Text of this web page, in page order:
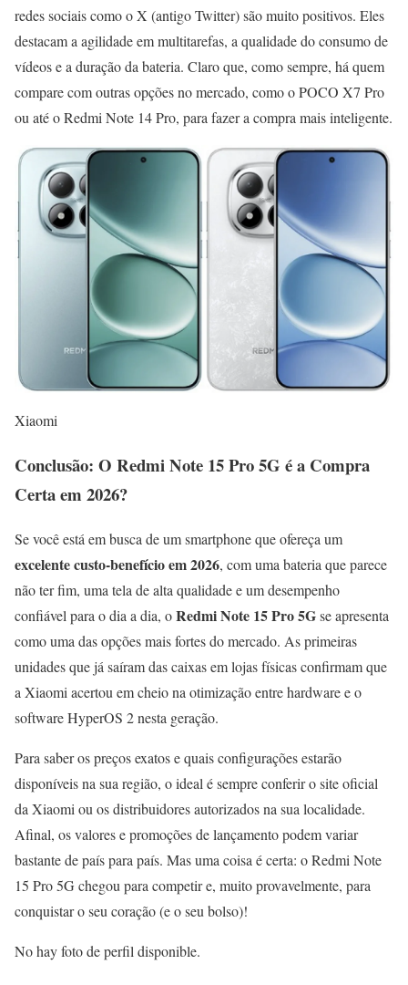
redes sociais como o X (antigo Twitter) são muito positivos. Eles
destacam a agilidade em multitarefas, a qualidade do consumo de
vídeos e a duração da bateria. Claro que, como sempre, há quem
compare com outras opções no mercado, como o POCO X7 Pro
ou até o Redmi Note 14 Pro, para fazer a compra mais inteligente.
Xiaomi
Conclusão: O Redmi Note 15 Pro 5G é a Compra
Certa em 2026?
Se você está em busca de um smartphone que ofereça um
excelente custo-benefício em 2026, com uma bateria que parece
não ter fim, uma tela de alta qualidade e um desempenho
confiável para o dia a dia, oRedmi Note 15 Pro 5Gse apresenta
como uma das opções mais fortes do mercado. As primeiras
unidades que já saíram das caixas em lojas físicas confirmam que
a Xiaomi acertou em cheio na otimização entre hardware e o
software HyperOS 2 nesta geração.
Para saber os preços exatos e quais configurações estarão
disponíveis na sua região, o ideal é sempre conferir o site oficial
da Xiaomi ou os distribuidores autorizados na sua localidade.
Afinal, os valores e promoções de lançamento podem variar
bastante de país para país. Mas uma coisa é certa: o Redmi Note
15 Pro 5G chegou para competir e, muito provavelmente, para
conquistar o seu coração (e o seu bolso)!
No hay foto de perfil disponible.